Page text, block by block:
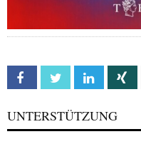
Facebook Twitter Linkedin
UNTERSTÜTZUNG